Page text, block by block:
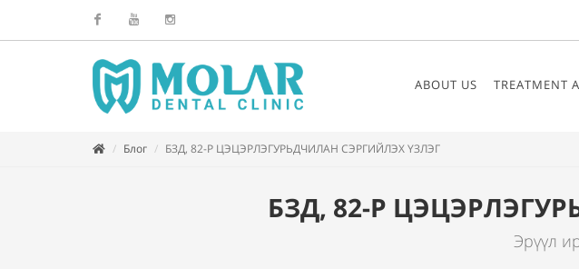
FacebookYoutubeInstagram
ABOUT US TREATMENT
Блог БЗД, 82-Р ЦЭЦЭРЛЭГУРЬДЧИЛАН СЭРГИЙЛЭХ ҮЗЛЭГ
БЗД, 82-Р
Эрүүл